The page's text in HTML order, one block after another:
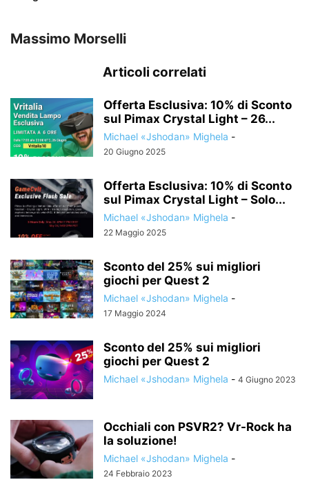
Massimo Morselli
Articoli correlati
Offerta Esclusiva: 10% di Sconto
sul Pimax Crystal Light – 26...
Michael «Jshodan» Mighela -
20 Giugno 2025
Offerta Esclusiva: 10% di Sconto
sul Pimax Crystal Light – Solo...
Michael «Jshodan» Mighela -
22 Maggio 2025
Sconto del 25% sui migliori
giochi per Quest 2
Michael «Jshodan» Mighela -
17 Maggio 2024
Sconto del 25% sui migliori
giochi per Quest 2
Michael «Jshodan» Mighela - 4 Giugno 2023
Occhiali con PSVR2? Vr-Rock ha
la soluzione!
Michael «Jshodan» Mighela -
24 Febbraio 2023